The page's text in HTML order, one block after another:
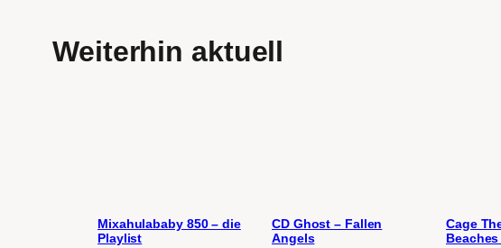
Weiterhin aktuell
Mixahulababy 850 – die
Playlist
CD Ghost – Fallen
Angels
Cage